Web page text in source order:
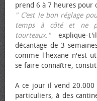
prend 6 à 7 heures pour
" C’est le bon réglage
temps à côté et ne
tourteaux."explique-
décantage de 3
comme l'hexane n'est
se faire connaître,
A ce jour il vend 20.000
particuliers, à des